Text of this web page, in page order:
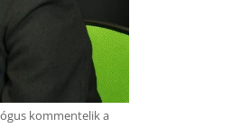
kommentelik a